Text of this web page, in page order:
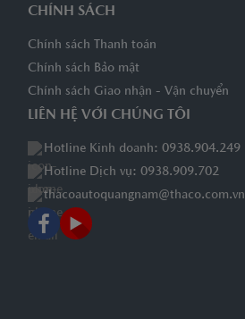
CHÍNH SÁCH
Chính sách Thanh toán
Chính sách Bảo mật
Chính sách Giao nhận - Vận chuyển
LIÊN HỆ VỚI CHÚNG TÔI
Hotline Kinh doanh: 0938.904.249
Hotline Dịch vụ: 0938.909.702
thacoautoquangnam@thaco.com.vn